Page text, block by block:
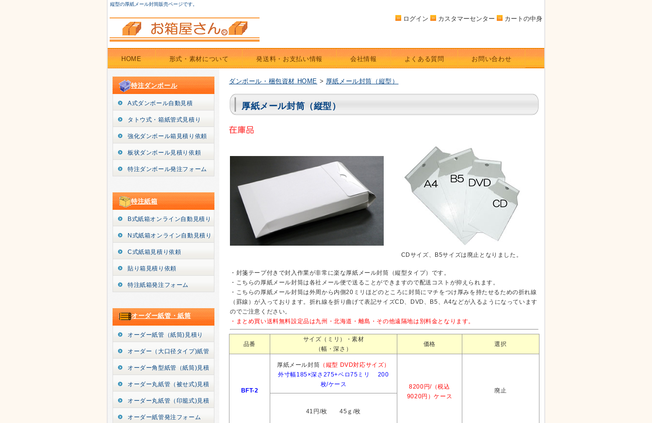
縦型の厚紙メール封筒販売ページです。
ログイン カスタマーセンター カートの中身
HOME 形式・素材について 発送料・お支払い情報 会社情報 よくある質問 お問い合わせ
ダンボール・梱包資材 HOME > 厚紙メール封筒（縦型）
厚紙メール封筒（縦型）
CDサイズ、B5サイズは廃止となりました。
・封箋テープ付きで封入作業が非常に楽な厚紙メール封筒（縦型タイプ）です。
・こちらの厚紙メール封筒は各社メール便で送ることができますので配送コストが抑えられます。
・こちらの厚紙メール封筒は外周から内側20ミリほどのところに封筒にマチをつけ厚みを持たせるための折れ線
（罫線）が入っております。折れ線を折り曲げて表記サイズCD、DVD、B5、A4などが入るようになっています
のでご注意ください。
・まとめ買い送料無料設定品は九州・北海道・離島・その他遠隔地は別料金となります。
品番
サイズ（ミリ）・素材
（幅・深さ）
価格 選択
BFT-2
厚紙メール封筒 （縦型 DVD対応サイズ）
外寸幅185×深さ275+ベロ75ミリ 200
枚/ケース
8200 円/（税込
9020円）ケース
廃止
41円/枚 45ｇ/枚
特注ダンボール
A式ダンボール自動見積
タトウ式・箱紙管式見積り
強化ダンボール箱見積り依頼
板状ダンボール見積り依頼
特注ダンボール発注フォーム
特注紙箱
B式紙箱オンライン自動見積り
N式紙箱オンライン自動見積り
C式紙箱見積り依頼
貼り箱見積り依頼
特注紙箱発注フォーム
オーダー紙管・紙筒
オーダー紙管（紙筒)見積り
オーダー（大口径タイプ)紙管
オーダー角型紙管（紙筒)見積
オーダー丸紙管（被せ式)見積
オーダー丸紙管（印籠式)見積
オーダー紙管発注フォーム